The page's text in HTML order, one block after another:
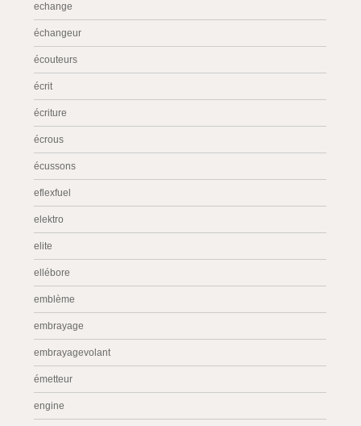
echange
échangeur
écouteurs
écrit
écriture
écrous
écussons
eflexfuel
elektro
elite
ellébore
emblème
embrayage
embrayagevolant
émetteur
engine